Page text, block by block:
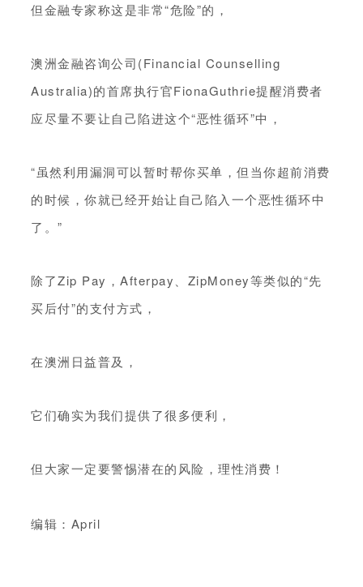
但金融专家称这是非常“危险”的，
澳洲金融咨询公司(Financial Counselling
Australia)的首席执行官FionaGuthrie提醒消费者
应尽量不要让自己陷进这个“恶性循环”中，
“虽然利用漏洞可以暂时帮你买单，但当你超前消费
的时候，你就已经开始让自己陷入一个恶性循环中
了。”
除了Zip Pay，Afterpay、ZipMoney等类似的“先
买后付”的支付方式，
在澳洲日益普及，
它们确实为我们提供了很多便利，
但大家一定要警惕潜在的风险，理性消费！
编辑：April